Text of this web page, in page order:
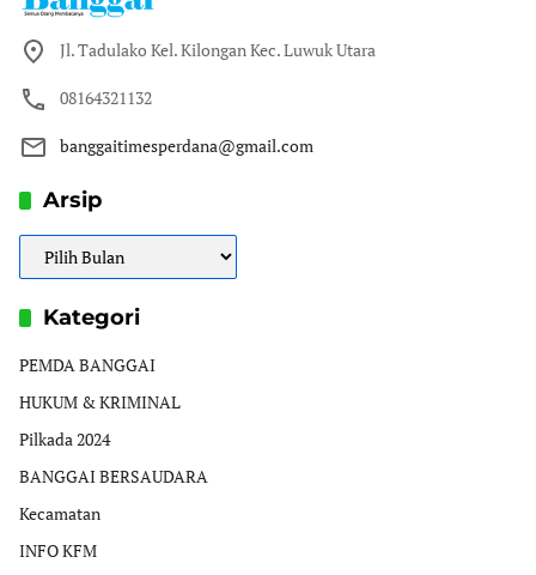
Jl. Tadulako Kel. Kilongan Kec. Luwuk Utara
08164321132
banggaitimesperdana@gmail.com
Arsip
Arsip
Kategori
PEMDA BANGGAI
HUKUM & KRIMINAL
Pilkada 2024
BANGGAI BERSAUDARA
Kecamatan
INFO KFM